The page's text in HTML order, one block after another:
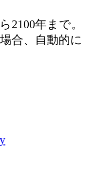
2100年まで。
合、自動的に